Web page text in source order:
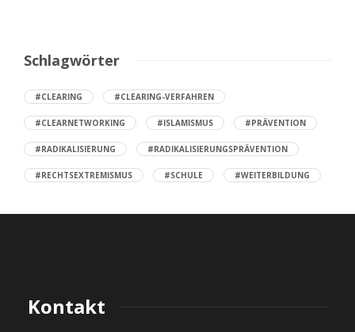
Schlagwörter
#CLEARING #CLEARING-VERFAHREN
#CLEARNETWORKING #ISLAMISMUS #PRÄVENTION
#RADIKALISIERUNG #RADIKALISIERUNGSPRÄVENTION
#RECHTSEXTREMISMUS #SCHULE #WEITERBILDUNG
Kontakt